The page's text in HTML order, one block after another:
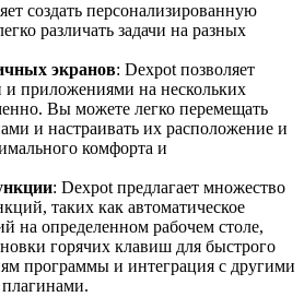
создать персонализированную
различать задачи на разных
экранов: Dexpot позволяет
и приложениями на нескольких
Вы можете легко перемещать
и настраивать их расположение и
комфорта и
: Dexpot предлагает множество
таких как автоматическое
на определенном рабочем столе,
горячих клавиш для быстрого
программы и интеграция с другими